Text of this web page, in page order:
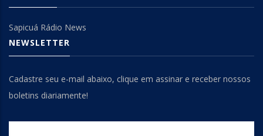
Sapicuá Rádio News
NEWSLETTER
Cadastre seu e-mail abaixo, clique em assinar e receber nossos
boletins diariamente!